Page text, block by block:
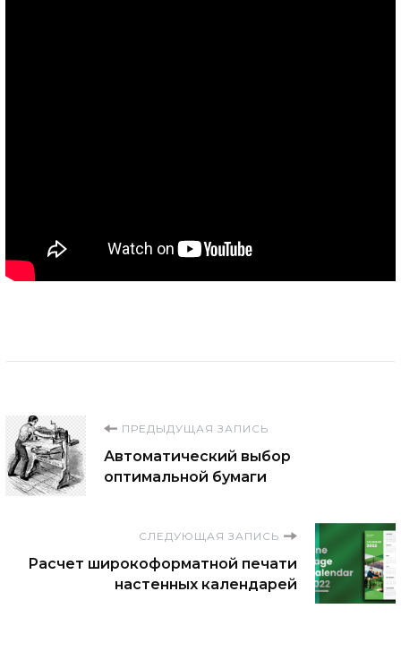
Навигация
по
записям
ПРЕДЫДУЩАЯ ЗАПИСЬ
Автоматический выбор
оптимальной бумаги
СЛЕДУЮЩАЯ ЗАПИСЬ
Расчет широкоформатной печати
настенных календарей